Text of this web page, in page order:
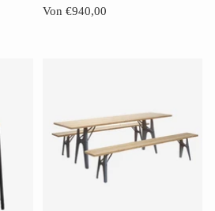
Von €940,00